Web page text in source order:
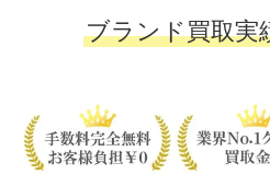
ブランド買取実